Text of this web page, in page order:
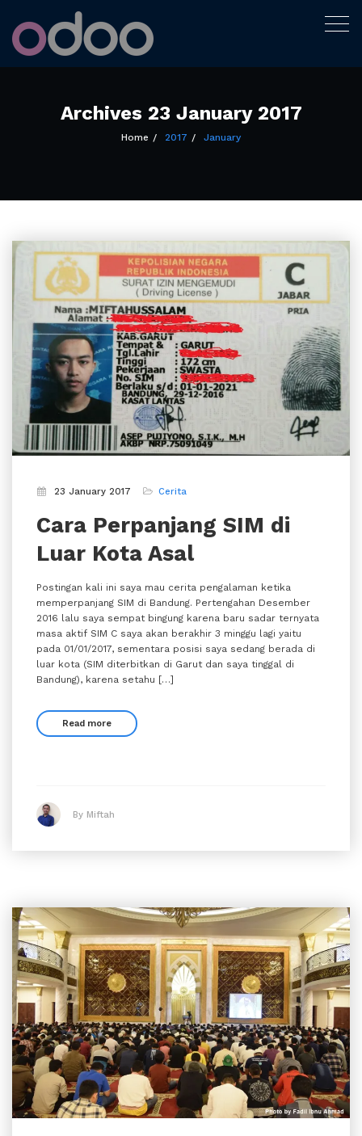
Tutorial Odoo
Bukan expert, hanya sedang belajar
Archives 23 January 2017
Home 2017 January
23 January 2017 Cerita
Cara Perpanjang SIM di
Luar Kota Asal
Postingan kali ini saya mau cerita pengalaman ketika
memperpanjang SIM di Bandung. Pertengahan Desember
2016 lalu saya sempat bingung karena baru sadar ternyata
masa aktif SIM C saya akan berakhir 3 minggu lagi yaitu
pada 01/01/2017, sementara posisi saya sedang berada di
luar kota (SIM diterbitkan di Garut dan saya tinggal di
Bandung), karena setahu […]
Read more
By Miftah